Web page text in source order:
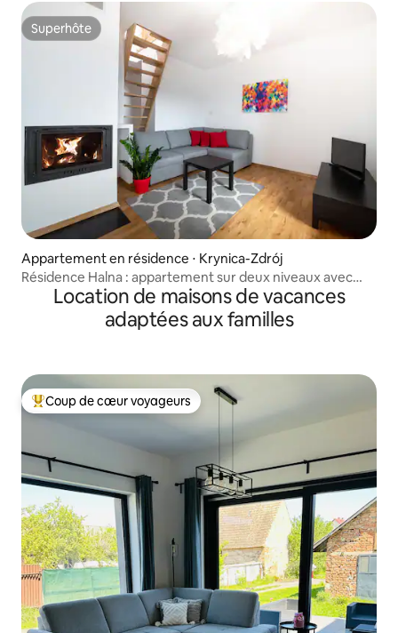
Superhôte
Superhôte
Appartement en résidence ⋅ Krynica-Zdrój
Résidence Halna : appartement sur deux niveaux avec
balconLocation de maisons de vacances
adaptées aux familles
Coups de cœur voyageurs les plus appréciés
Coup de cœur voyageurs